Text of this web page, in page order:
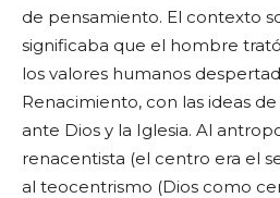
de pensamiento. El contexto
significaba que el hombre
los valores humanos
Renacimiento, con las ideas
ante Dios y la Iglesia. Al
renacentista (el centro era el
al teocentrismo (Dios como